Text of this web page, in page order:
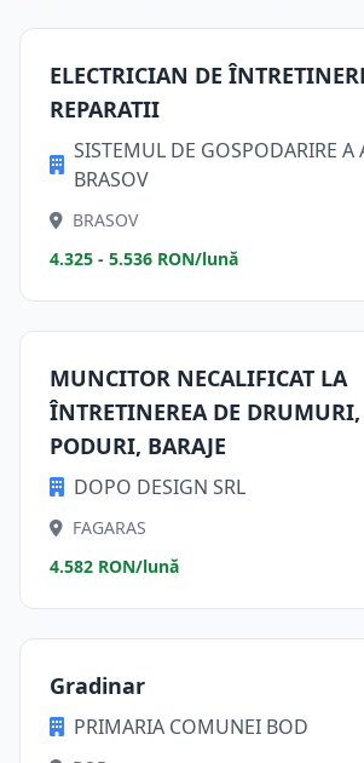
ELECTRICIAN DE
REPARATII
SISTEMUL DE GOSPODARIRE A
BRASOV
BRASOV
4.325 - 5.536 RON/lună
MUNCITOR NECALIFICAT LA
ÎNTRETINEREA DE DRUMURI,
PODURI, BARAJE
DOPO DESIGN SRL
FAGARAS
4.582 RON/lună
Gradinar
PRIMARIA COMUNEI BOD